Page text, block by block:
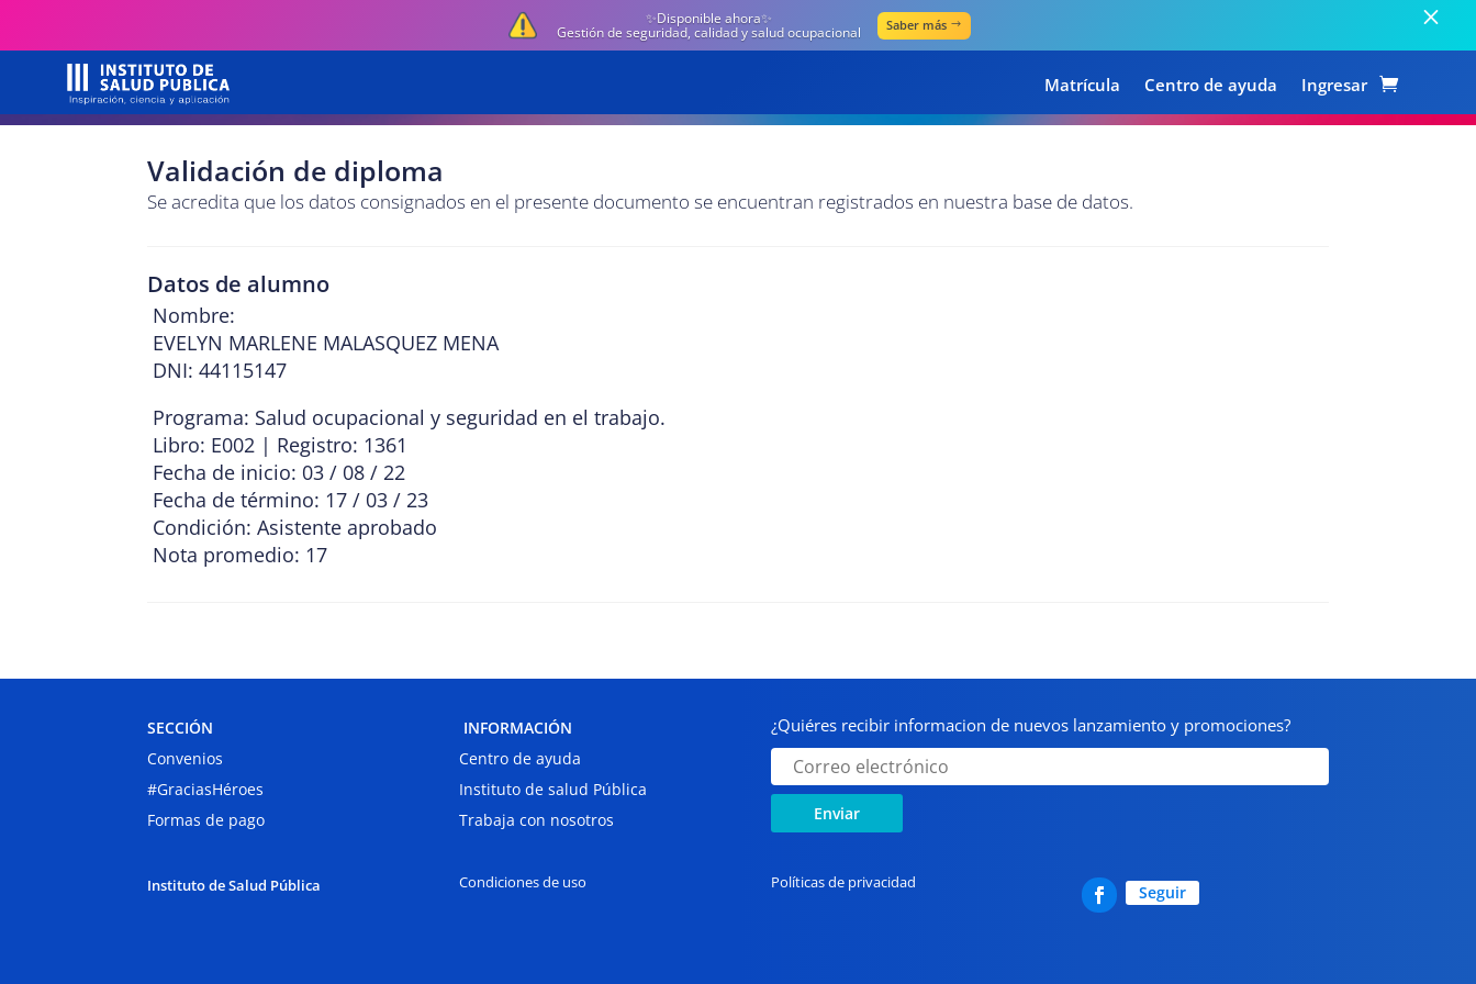
✨Disponible ahora✨
Gestión de seguridad, calidad y salud ocupacional Saber más
Matrícula Centro de ayuda Ingresar
Validación de diploma
Se acredita que los datos consignados en el presente documento se encuentran registrados en nuestra base de datos.
Datos de alumno
Nombre:
EVELYN MARLENE MALASQUEZ MENA
DNI: 44115147
Programa: Salud ocupacional y seguridad en el trabajo.
Libro: E002 | Registro: 1361
Fecha de inicio: 03 / 08 / 22
Fecha de término: 17 / 03 / 23
Condición: Asistente aprobado
Nota promedio: 17
SECCIÓN
Convenios
#GraciasHéroes
Formas de pago
INFORMACIÓN
Centro de ayuda
Instituto de salud Pública
Trabaja con nosotros
¿Quiéres recibir informacion de nuevos lanzamiento y promociones?
Enviar
Instituto de Salud Pública Condiciones de uso Políticas de privacidad Seguir